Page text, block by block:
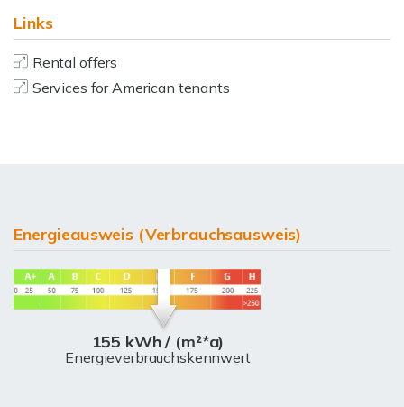
Links
Rental offers
Services for American tenants
Energieausweis (Verbrauchsausweis)
155 kWh / (m²*a)
Energieverbrauchskennwert